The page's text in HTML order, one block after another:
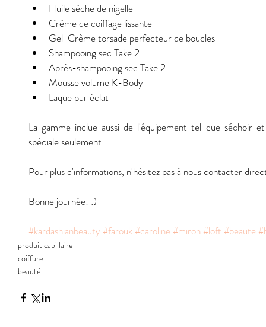
Huile sèche de nigelle
Crème de coiffage lissante
Gel-Crème torsade perfecteur de boucles
Shampooing sec Take 2
Après-shampooing sec Take 2
Mousse volume K-Body
Laque pur éclat
La gamme inclue aussi de l'équipement tel que séchoir
spéciale seulement.
Pour plus d'informations, n'hésitez pas à nous contacter
Bonne journée! :)
#kardashianbeauty #farouk #caroline #miron #loft #beaute
produit capillaire
coiffure
beauté